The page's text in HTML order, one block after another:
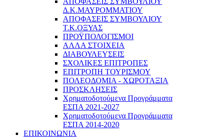
Δ.Κ.ΜΑΥΡΟΜΜΑΤΙΟΥ
ΑΠΟΦΑΣΕΙΣ ΣΥΜΒΟΥΛΙΟΥ
Τ.Κ.ΟΞΥΑΣ
ΠΡΟΫΠΟΛΟΓΙΣΜΟΙ
ΑΛΛΑ ΣΤΟΙΧΕΙΑ
ΔΙΑΒΟΥΛΕΥΣΕΙΣ
ΣΧΟΛΙΚΕΣ ΕΠΙΤΡΟΠΕΣ
ΕΠΙΤΡΟΠΗ ΤΟΥΡΙΣΜΟΥ
ΠΟΛΕΟΔΟΜΙΑ - ΧΩΡΟΤΑΞΙΑ
ΠΡΟΣΚΛΗΣΕΙΣ
Χρηματοδοτούμενα Προγράμματα
ΕΣΠΑ 2021-2027
Χρηματοδοτούμενα Προγράμματα
ΕΣΠΑ 2014-2020
ΕΠΙΚΟΙΝΩΝΙΑ